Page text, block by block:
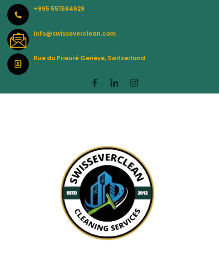
Skip
content
+995 551584629
info@swisseverclean.com
Rue du Prieuré Genève, Switzerland